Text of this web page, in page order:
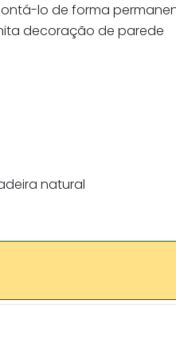
lo de forma
decoração de parede
natural